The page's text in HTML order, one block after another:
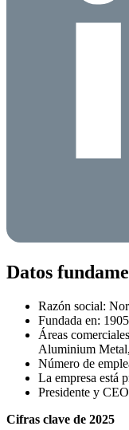
Datos
Razón social:
Fundada en: 1905
Áreas
Aluminium
Número de
La empresa está
Presidente y
Ci­fras clave de 2025